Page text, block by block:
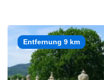
Entfernung 9 km